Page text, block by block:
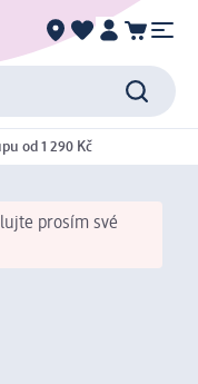
od 1 290 Kč
prosím své